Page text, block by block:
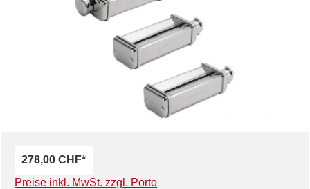
278,00 CHF*
Preise inkl. MwSt. zzgl. Porto